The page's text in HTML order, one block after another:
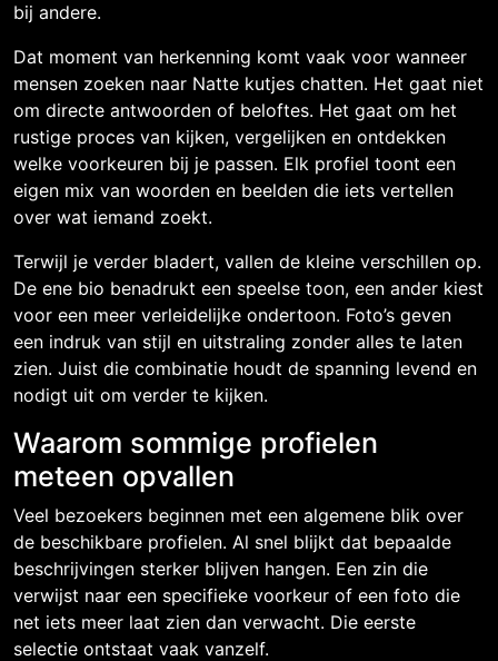
bij andere.
Dat moment van herkenning komt vaak voor wanneer
mensen zoeken naar Natte kutjes chatten. Het gaat niet
om directe antwoorden of beloftes. Het gaat om het
rustige proces van kijken, vergelijken en ontdekken
welke voorkeuren bij je passen. Elk profiel toont een
eigen mix van woorden en beelden die iets vertellen
over wat iemand zoekt.
Terwijl je verder bladert, vallen de kleine verschillen op.
De ene bio benadrukt een speelse toon, een ander kiest
voor een meer verleidelijke ondertoon. Foto’s geven
een indruk van stijl en uitstraling zonder alles te laten
zien. Juist die combinatie houdt de spanning levend en
nodigt uit om verder te kijken.
Waarom sommige profielen
meteen opvallen
Veel bezoekers beginnen met een algemene blik over
de beschikbare profielen. Al snel blijkt dat bepaalde
beschrijvingen sterker blijven hangen. Een zin die
verwijst naar een specifieke voorkeur of een foto die
net iets meer laat zien dan verwacht. Die eerste
selectie ontstaat vaak vanzelf.